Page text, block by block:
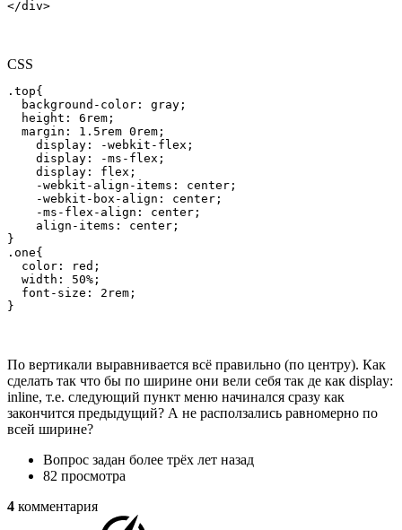
</div>
CSS
.top{
  background-color: gray;
  height: 6rem;
  margin: 1.5rem 0rem;
    display: -webkit-flex;
    display: -ms-flex;
    display: flex;
    -webkit-align-items: center;
    -webkit-box-align: center;
    -ms-flex-align: center;
    align-items: center;
}
.one{
  color: red;
  width: 50%;
  font-size: 2rem;
}
По вертикали выравнивается всё правильно (по центру). Как
сделать так что бы по ширине они вели себя так де как display:
inline, т.е. следующий пункт меню начинался сразу как
закончится предыдущий? А не расползались равномерно по
всей ширине?
Вопрос задан более трёх лет назад
82 просмотра
4 комментария